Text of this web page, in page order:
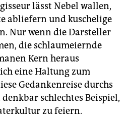
lässt Nebel wallen,
abliefern und kuschelige
Nur wenn die Darsteller
die schlaumeiernde
Kern heraus
eine Haltung zum
Gedankenreise durchs
schlechtes Beispiel,
zu feiern.